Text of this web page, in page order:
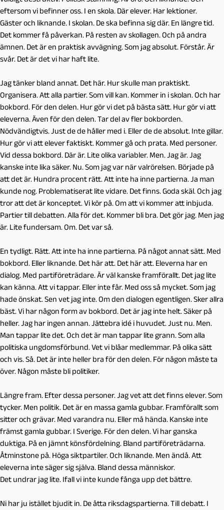
eftersom vi befinner oss. I en skola. Där elever. Har lektioner.
Gäster och liknande. I skolan. De ska befinna sig där. En längre tid.
Det kommer få påverkan. På resten av skollagen. Och på andra
ämnen. Det är en praktisk avvägning. Som jag absolut. Förstår. Är
svår. Det är det vi har haft lite.
Jag tänker bland annat. Det här. Hur skulle man praktiskt.
Organisera. Att alla partier. Som vill kan. Kommer in i skolan. Och har
bokbord. För den delen. Hur gör vi det på bästa sätt. Hur gör vi att
eleverna. Även för den delen. Tar del av fler bokborden.
Nödvändigtvis. Just de de håller med i. Eller de de absolut. Inte gillar.
Hur gör vi att elever faktiskt. Kommer gå och prata. Med personer.
Vid dessa bokbord. Där är. Lite olika variabler. Men. Jag är. Jag
kanske inte lika säker. Nu. Som jag var när valrörelsen. Började på
att det är. Hundra procent rätt. Att inte ha inne partierna. Ja man
kunde nog. Problematiserat lite vidare. Det finns. Goda skäl. Och jag
tror att det är konceptet. Vi kör på. Om att vi kommer att inbjuda.
Partier till debatten. Alla för det. Kommer bli bra. Det gör jag. Men jag
är. Lite fundersam. Om. Det var så.
En tydligt. Rätt. Att inte ha inne partierna. På något annat sätt. Med
bokbord. Eller liknande. Det här att. Det här att. Eleverna har en
dialog. Med partiföreträdare. Är väl kanske framförallt. Det jag lite
kan känna. Att vi tappar. Eller inte får. Med oss så mycket. Som jag
hade önskat. Sen vet jag inte. Om den dialogen egentligen. Sker allra
bäst. Vi har någon form av bokbord. Det är jag inte helt. Säker på
heller. Jag har ingen annan. Jättebra idé i huvudet. Just nu. Men.
Man tappar lite det. Och det är man tappar lite grann. Som alla
politiska ungdomsförbund. Vet vi blåar medlemmar. På olika sätt
och vis. Så. Det är inte heller bra för den delen. För någon måste ta
över. Någon måste bli politiker.
Längre fram. Efter dessa personer. Jag vet att det finns elever. Som
tycker. Men politik. Det är en massa gamla gubbar. Framförallt som
sitter och grävar. Med varandra nu. Eller må hända. Kanske inte
främst gamla gubbar. I Sverige. För den delen. Vi har ganska
duktiga. På en jämnt könsfördelning. Bland partiföreträdarna.
Åtminstone på. Höga siktpartiler. Och liknande. Men ändå. Att
eleverna inte säger sig själva. Bland dessa människor.
Det undrar jag lite. Ifall vi inte kunde fånga upp det bättre.
Ni har ju istället bjudit in. De åtta riksdagspartierna. Till debatt. I